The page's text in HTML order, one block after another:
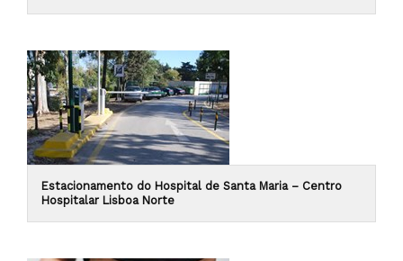
Estacionamento do Hospital de Santa Maria – Centro
Hospitalar Lisboa Norte